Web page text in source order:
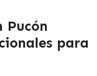
Pucón
para